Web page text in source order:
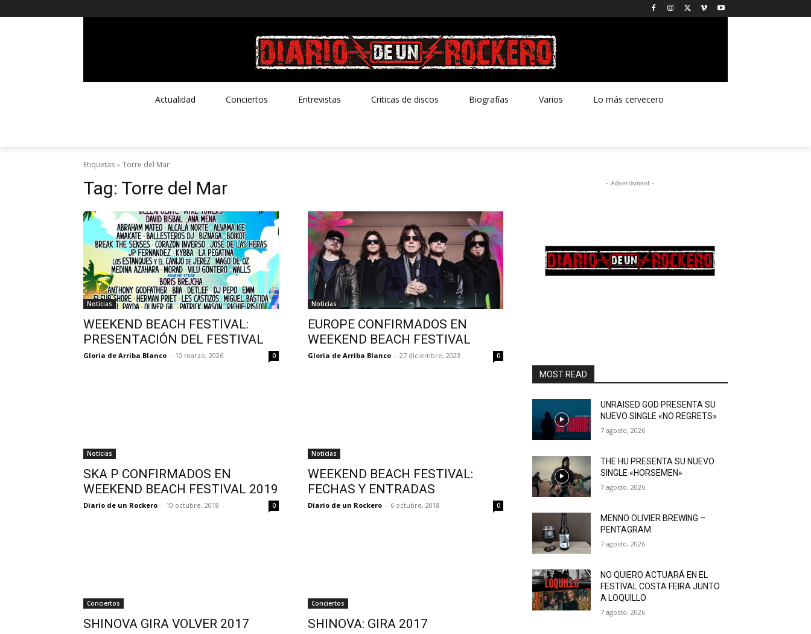
Actualidad Conciertos Entrevistas Criticas de discos Biografías Varios Lo más cervecero
Etiquetas Torre del Mar
Tag: Torre del Mar
Noticias
WEEKEND BEACH FESTIVAL:
PRESENTACIÓN DEL FESTIVAL
Gloria de Arriba Blanco - 10 marzo, 2026 0
Noticias
EUROPE CONFIRMADOS EN
WEEKEND BEACH FESTIVAL
Gloria de Arriba Blanco - 27 diciembre, 2023 0
Noticias
SKA P CONFIRMADOS EN
WEEKEND BEACH FESTIVAL 2019
Diario de un Rockero - 10 octubre, 2018 0
Noticias
WEEKEND BEACH FESTIVAL:
FECHAS Y ENTRADAS
Diario de un Rockero - 6 octubre, 2018 0
Conciertos
SHINOVA GIRA VOLVER 2017
Conciertos
SHINOVA: GIRA 2017
- Advertisment -
MOST READ
UNRAISED GOD PRESENTA SU
NUEVO SINGLE «NO REGRETS»
7 agosto, 2026
THE HU PRESENTA SU NUEVO
SINGLE «HORSEMEN»
7 agosto, 2026
MENNO OLIVIER BREWING –
PENTAGRAM
7 agosto, 2026
NO QUIERO ACTUARÁ EN EL
FESTIVAL COSTA FEIRA JUNTO
A LOQUILLO
7 agosto, 2026